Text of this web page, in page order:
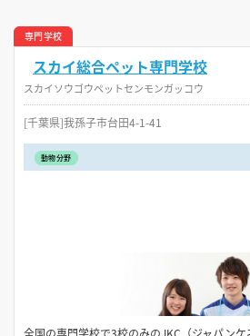
専門学校
スカイ総合ペット専門学校
スカイソウゴウペットセンモンガッコウ
[千葉県]我孫子市台田4-1-41
動物分野
全国の専門学校で3校のみのJKC（ジャパンケ